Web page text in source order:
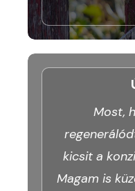
Most,
kicsit a
Magam is